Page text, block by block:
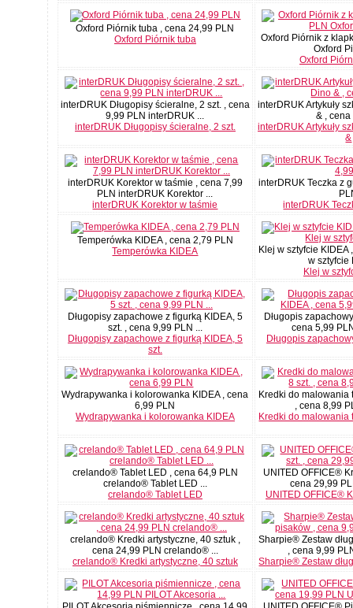
Oxford Piórnik tuba , cena 24,99 PLN
Oxford Piórnik tuba
Oxford Piórnik z
Oxford
Oxford
interDRUK Długopisy ścieralne, 2 szt. , cena
9,99 PLN interDRUK ...
interDRUK Długopisy ścieralne, 2 szt.
interDRUK Artykuły
& , cena
interDRUK Artykuły
&
interDRUK Korektor w taśmie , cena 7,99
PLN interDRUK Korektor ...
interDRUK Korektor w taśmie
interDRUK Teczka z
interDRUK
Temperówka KIDEA , cena 2,79 PLN
Temperówka KIDEA
Klej w sztyfcie
w sztyfcie
Klej w
Długopisy zapachowe z figurką KIDEA, 5
szt. , cena 9,99 PLN ...
Długopisy zapachowe z figurką KIDEA, 5
szt.
Długopis
cena 5,99
Długopis
Wydrapywanka i kolorowanka KIDEA , cena
6,99 PLN
Wydrapywanka i kolorowanka KIDEA
Kredki do malowania
, cena 8,99
Kredki do malowania
crelando® Tablet LED , cena 64,9 PLN
crelando® Tablet LED ...
crelando® Tablet LED
UNITED OFFICE®
cena 29,99
UNITED OFFICE®
crelando® Kredki artystyczne, 40 sztuk ,
cena 24,99 PLN crelando® ...
crelando® Kredki artystyczne, 40 sztuk
Sharpie® Zestaw
, cena 9,99
Sharpie® Zestaw